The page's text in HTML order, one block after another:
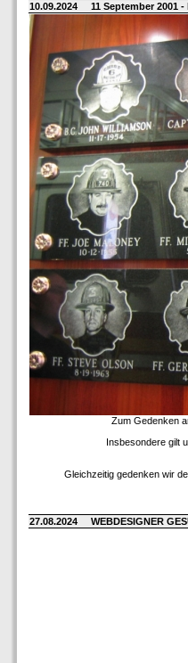
10.09.2024 11 September 2001
Zum Gedenken
Insbesondere gilt
Gleichzeitig gedenken wir
27.08.2024 WEBDESIGNER